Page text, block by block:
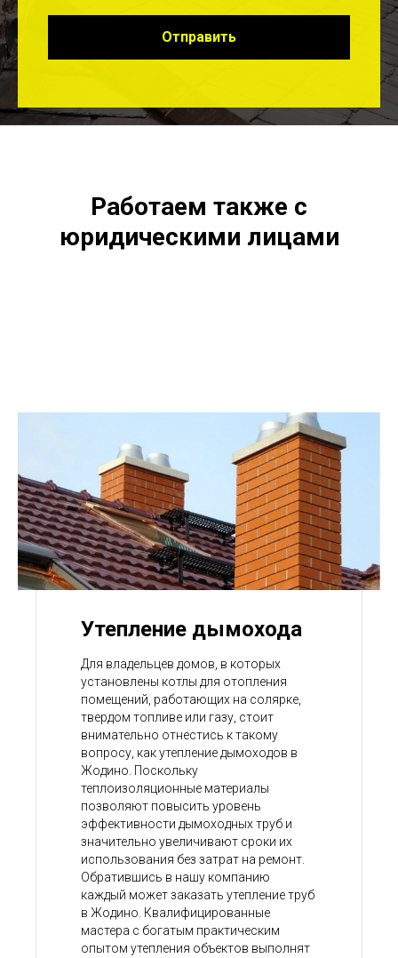
Отправить
Работаем также с
юридическими лицами
Утепление дымохода
Для владельцев домов, в которых
установлены котлы для отопления
помещений, работающих на солярке,
твердом топливе или газу, стоит
внимательно отнестись к такому
вопросу, как утепление дымоходов в
Жодино. Поскольку
теплоизоляционные материалы
позволяют повысить уровень
эффективности дымоходных труб и
значительно увеличивают сроки их
использования без затрат на ремонт.
Обратившись в нашу компанию
каждый может заказать утепление труб
в Жодино. Квалифицированные
мастера с богатым практическим
опытом утепления объектов выполнят